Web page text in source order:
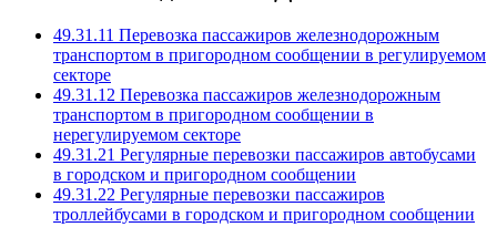
49.31.11 Перевозка пассажиров железнодорожным
транспортом в пригородном сообщении в регулируемом
секторе
49.31.12 Перевозка пассажиров железнодорожным
транспортом в пригородном сообщении в
нерегулируемом секторе
49.31.21 Регулярные перевозки пассажиров автобусами
в городском и пригородном сообщении
49.31.22 Регулярные перевозки пассажиров
троллейбусами в городском и пригородном сообщении